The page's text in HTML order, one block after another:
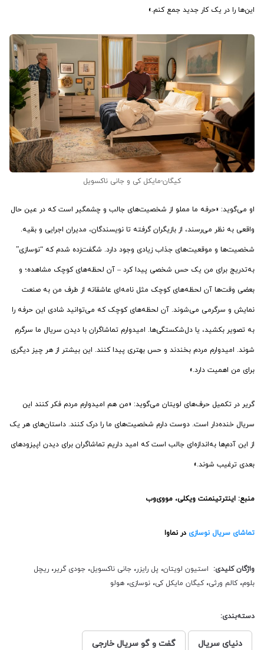
این‌ها را در یک کار جدید جمع کنم.»
کیگان-مایکل کی و جانی ناکسویل
او می‌گوید: «حرفه ما مملو از شخصیت‌های جالب و چشمگیر است که در عین حال
واقعی به نظر می‌رسند، از بازیگران گرفته تا نویسندگان، مدیران اجرایی و بقیه.
شخصیت‌ها و موقعیت‌های جذاب زیادی وجود دارد. شگفت‌زده شدم که “نوسازی”
به‌تدریج برای من یک حس شخصی پیدا کرد – آن لحظه‌های کوچک مشاهده؛ و
بعضی وقت‌ها آن لحظه‌های کوچک مثل نامه‌ای عاشقانه از طرف من به صنعت
نمایش و سرگرمی می‌شوند. آن لحظه‌های کوچک که می‌توانید شادی این حرفه را
به تصویر بکشید، یا دل‌شکستگی‌ها. امیدوارم تماشاگران با دیدن سریال ما سرگرم
شوند. امیدوارم مردم بخندند و حس بهتری پیدا کنند. این بیشتر از هر چیز دیگری
برای من اهمیت دارد.»
گریر در تکمیل حرف‌های لویتان می‌گوید: «من هم امیدوارم مردم فکر کنند این
سریال خنده‌دار است. دوست دارم شخصیت‌های ما را درک کنند. داستان‌های هر یک
از این آدم‌ها به‌اندازه‌ای جالب است که امید داریم تماشاگران برای دیدن اپیزودهای
بعدی ترغیب شوند.»
منبع: اینترتینمنت ویکلی، مووی‌وب
تماشای سریال نوسازی در نماوا
واژگان کلیدی: استیون لویتان، پل رایزر، جانی ناکسویل، جودی گریر، ریچل
بلوم، کالم ورثی، کیگان مایکل کی، نوسازی، هولو
دسته‌بندی:
دنیای سریال گفت و گو سریال خارجی